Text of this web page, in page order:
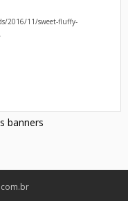
banners